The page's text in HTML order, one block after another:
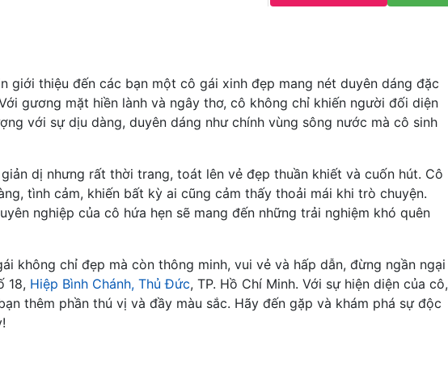
giới thiệu đến các bạn một cô gái xinh đẹp mang nét duyên dáng đặc
gương mặt hiền lành và ngây thơ, cô không chỉ khiến người đối diện
với sự dịu dàng, duyên dáng như chính vùng sông nước mà cô sinh
dị nhưng rất thời trang, toát lên vẻ đẹp thuần khiết và cuốn hút. Cô
tình cảm, khiến bất kỳ ai cũng cảm thấy thoải mái khi trò chuyện.
nghiệp của cô hứa hẹn sẽ mang đến những trải nghiệm khó quên
không chỉ đẹp mà còn thông minh, vui vẻ và hấp dẫn, đừng ngần ngại
18, Hiệp Bình Chánh, Thủ Đức, TP. Hồ Chí Minh. Với sự hiện diện của cô,
thêm phần thú vị và đầy màu sắc. Hãy đến gặp và khám phá sự độc